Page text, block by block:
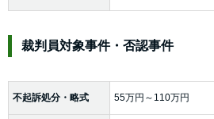
裁判員対象事件・否認事件
不起訴処分・略式 55万円～110万円